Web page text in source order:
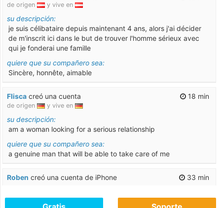
de origen y vive en
su descripción:
je suis célibataire depuis maintenant 4 ans, alors j'ai décider
de m'inscrit ici dans le but de trouver l'homme sérieux avec
qui je fonderai une famille
quiere que su compañero sea:
Sincère, honnête, aimable
18 min
Flisca creó una cuenta
de origen y vive en
su descripción:
am a woman looking for a serious relationship
quiere que su compañero sea:
a genuine man that will be able to take care of me
33 min
Roben creó una cuenta de iPhone
ha subido una nueva foto de perfil